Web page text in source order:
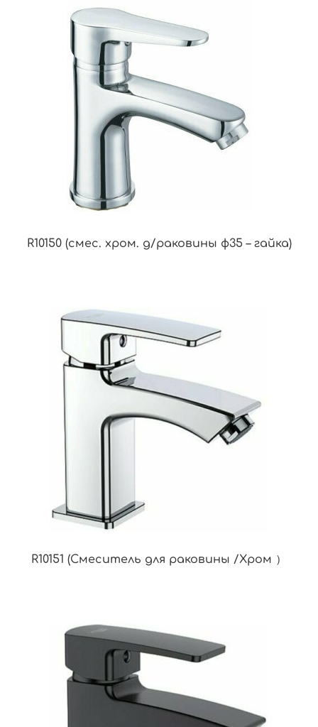
R10150 (смес. хром. д/раковины ф35 – гайка)
R10151 (Смеситель для раковины /Хром ）